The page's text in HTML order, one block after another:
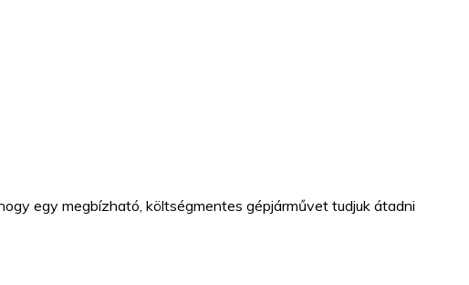
egy megbízható, költségmentes gépjárművet tudjuk átadni